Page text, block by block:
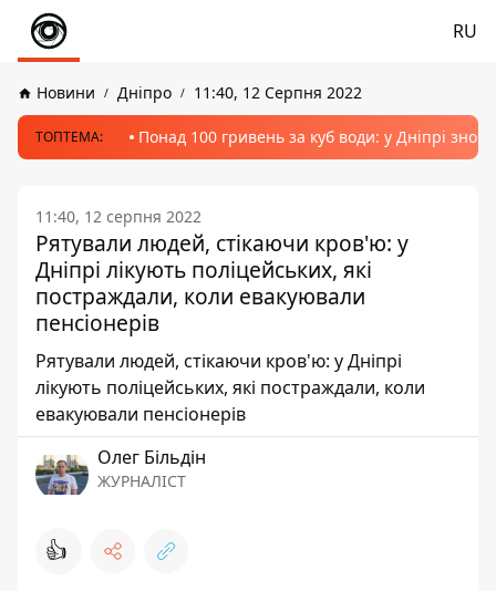
RU
Новини Дніпро 11:40, 12 Серпня 2022
ТОПТЕМА: Понад 100 гривень за куб води: у Дніпрі
11:40, 12 серпня 2022
Рятували людей, стікаючи кров'ю: у
Дніпрі лікують поліцейських, які
постраждали, коли евакуювали
пенсіонерів
Рятували людей, стікаючи кров'ю: у Дніпрі
лікують поліцейських, які постраждали, коли
евакуювали пенсіонерів
Олег Більдін
ЖУРНАЛІСТ
👍